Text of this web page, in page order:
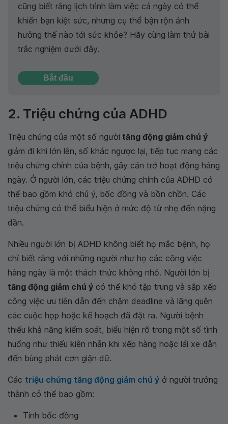
cũng biết rằng lịch trình làm việc cả ngày có thể
khiến bạn kiệt sức, nhưng cụ thể bận rộn ảnh
hưởng thế nào tới sức khỏe? Hãy cùng làm thử bài
trắc nghiệm dưới đây.
Bắt đầu
2. Triệu chứng của ADHD
Triệu chứng của một số người tăng động giảm chú ý
giảm đi khi lớn lên, số khác ngược lại, tiếp tục mang các
triệu chứng chính của bệnh, gây cản trở hoạt động hàng
ngày. Ở người lớn, các triệu chứng chính của ADHD có
thể bao gồm khó chú ý, bốc đồng và bồn chồn. Các
triệu chứng có thể biểu hiện ở mức độ từ nhẹ đến nặng
dần.
Nhiều người lớn bị ADHD không biết họ mắc bệnh, họ
chỉ biết rằng với những người như họ các công việc
hàng ngày là một thách thức không nhỏ. Người lớn bị
tăng động giảm chú ý có thể khó tập trung và sắp xếp
công việc ưu tiên dẫn đến chậm deadline và lãng quên
các cuộc họp hoặc kế hoạch đã đặt ra. Người bệnh
thiếu khả năng kiểm soát, biểu hiện rõ trong một số tình
huống như thiếu kiên nhẫn khi xếp hàng hoặc lái xe dẫn
đến bùng phát cơn giận dữ.
Các triệu chứng tăng động giảm chú ý ở người trưởng
thành có thể bao gồm:
Tính bốc đồng